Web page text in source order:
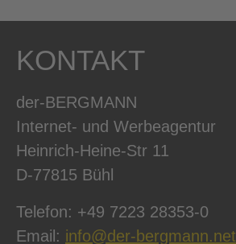
KONTAKT
der-BERGMANN
Internet- und Werbeagentur
Heinrich-Heine-Str 11
D-77815 Bühl
Telefon: +49 7223 28353-0
Email: info@der-bergmann.net